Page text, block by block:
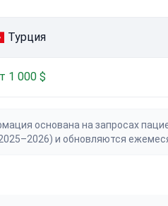
Турция
1 000 $
основана на запросах
и обновляются